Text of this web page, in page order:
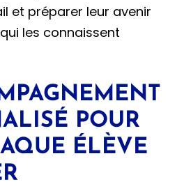
et préparer leur avenir
les connaissent
POUR
ÉLÈVE